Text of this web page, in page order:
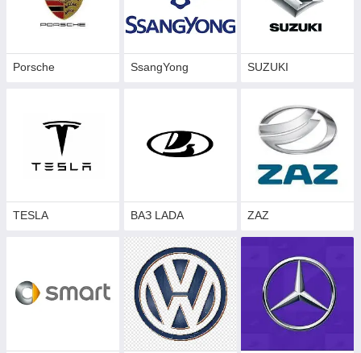
Porsche SsangYong SUZUKI
TESLA ВАЗ LADA ZAZ